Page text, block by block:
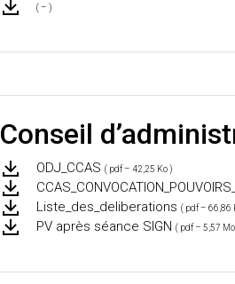
( – )
Conseil
ODJ_CCAS ( pdf – 42,25 Ko )
Liste_des_deliberations ( pdf – 66,86
PV après séance SIGN ( pdf – 5,57